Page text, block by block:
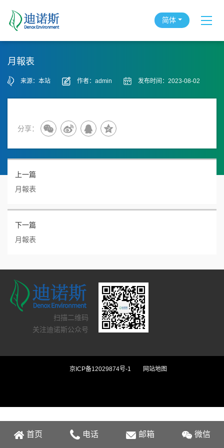
简体
月報表
来源：本站 作者：admin 发布时间：2023-08-02
分享：
上一篇
月報表
下一篇
月報表
扫描二维码
关注迪诺斯公众号
京ICP备12029874号-1 网站地图
首页 电话 邮箱 微信